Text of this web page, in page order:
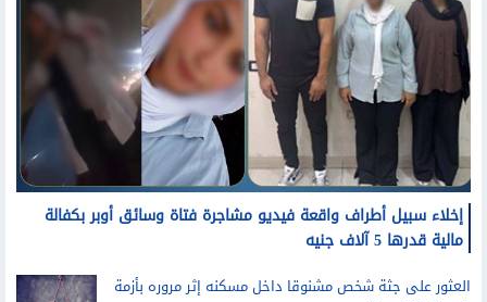
إخلاء سبيل أطراف واقعة فيديو مشاجرة فتاة وسائق أوبر بكفالة
مالية قدرها 5 آلاف جنيه
نفسية بالقليوبية